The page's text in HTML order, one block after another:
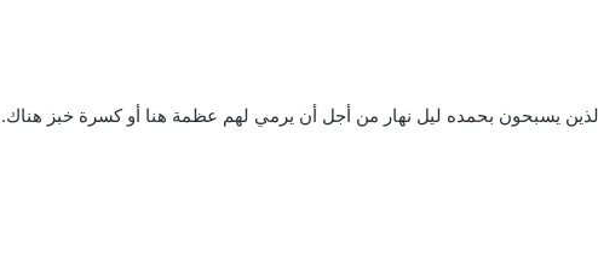
الذين يسبحون بحمده ليل نهار من أجل أن يرمي لهم عظمة هنا أو كسرة خبز هناك.